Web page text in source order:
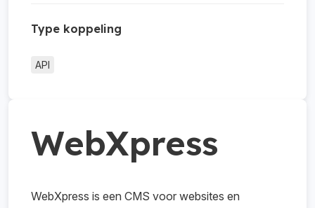
Type koppeling
API
WebXpress
WebXpress is een CMS voor websites en